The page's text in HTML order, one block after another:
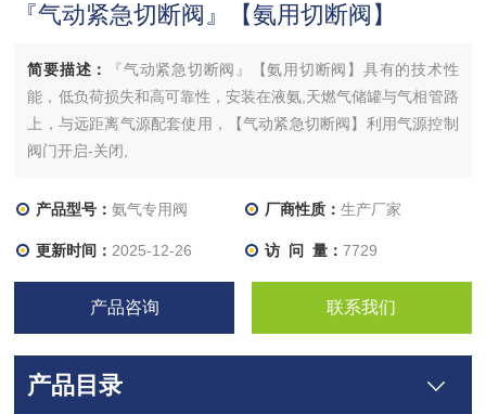
『气动紧急切断阀』【氨用切断阀】
简要描述：
『气动紧急切断阀』【氨用切断阀】具有的技术性
能，低负荷损失和高可靠性，安装在液氨,天燃气储罐与气相管路
上，与远距离气源配套使用，【气动紧急切断阀】利用气源控制
阀门开启-关闭,
产品型号：氨气专用阀 厂商性质： 生产厂家
更新时间： 2025-12-26 访 问 量： 7729
产品咨询 联系我们
产品目录